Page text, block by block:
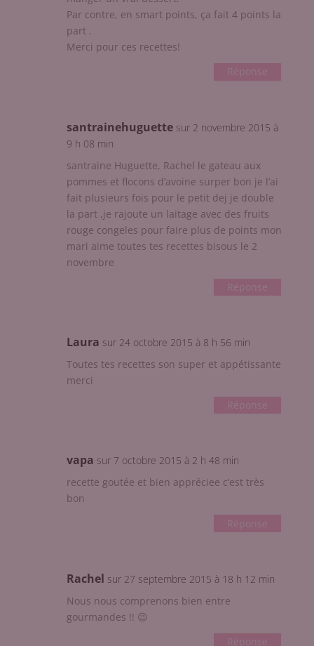
Par contre, en smart points, ça fait 4 points la
part .
Merci pour ces recettes!
Réponse
santrainehuguette sur 2 novembre 2015 à
9 h 08 min
santraine Huguette, Rachel le gateau aux
pommes et flocons d’avoine surper bon je l’ai
fait plusieurs fois pour le petit dej je double
la part ,je rajoute un laitage avec des fruits
rouge congeles pour faire plus de points mon
mari aime toutes tes recettes bisous le 2
novembre
Réponse
Laura sur 24 octobre 2015 à 8 h 56 min
Toutes tes recettes son super et appétissante
merci
Réponse
vapa sur 7 octobre 2015 à 2 h 48 min
recette goutée et bien appréciee c’est très
bon
Réponse
Rachel sur 27 septembre 2015 à 18 h 12 min
Nous nous comprenons bien entre
gourmandes !! 😉
Réponse